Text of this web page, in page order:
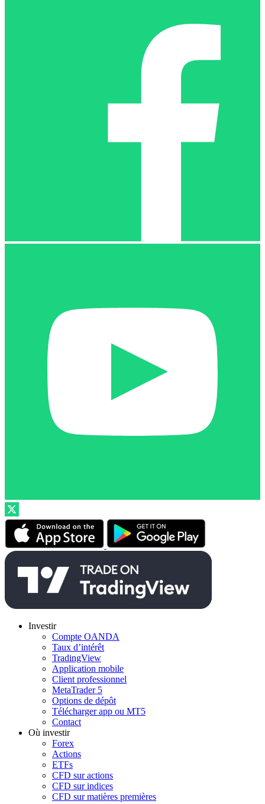
Investir
Compte OANDA
Taux d’intérêt
TradingView
Application mobile
Client professionnel
MetaTrader 5
Options de dépôt
Télécharger app ou MT5
Contact
Où investir
Forex
Actions
ETFs
CFD sur actions
CFD sur indices
CFD sur matières premières